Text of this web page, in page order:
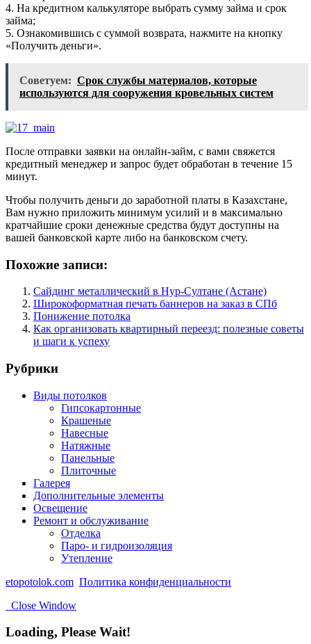
4. На кредитном калькуляторе выбрать сумму займа и срок
займа;
5. Ознакомившись с суммой возврата, нажмите на кнопку
«Получить деньги».
Советуем: Срок службы материалов, которые
используются для сооружения кровельных систем
После отправки заявки на онлайн-займ, с вами свяжется
кредитный менеджер и запрос будет обработан в течение 15
минут.
Чтобы получить деньги до заработной платы в Казахстане,
Вам нужно приложить минимум усилий и в максимально
кратчайшие сроки денежные средства будут доступны на
вашей банковской карте либо на банковском счету.
Похожие записи:
Сайдинг металлический в Нур-Султане (Астане)
Широкоформатная печать баннеров на заказ в СПб
Понижение потолка
Как организовать квартирный переезд: полезные советы
и шаги к успеху
Рубрики
Виды потолков
Гипсокартонные
Крашеные
Навесные
Натяжные
Панельные
Плиточные
Галерея
Дополнительные элементы
Освещение
Ремонт и обслуживание
Отделка
Паро- и гидроизоляция
Утепление
etopotolok.com Политика конфиденциальности
Close Window
Loading, Please Wait!